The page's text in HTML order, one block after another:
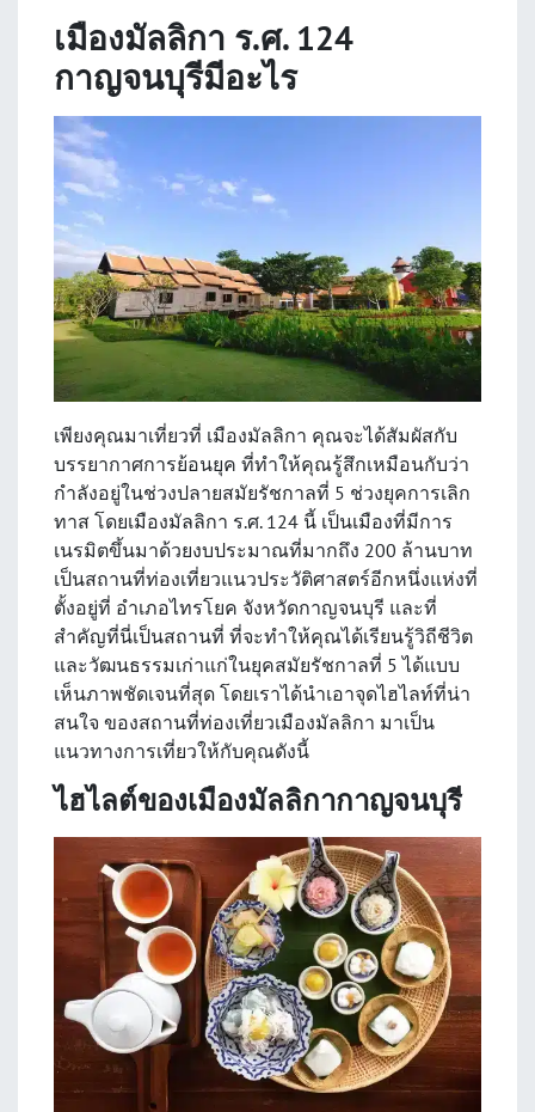
เมืองมัลลิกา ร.ศ. 124
กาญจนบุรีมีอะไร
เพียงคุณมาเที่ยวที่ เมืองมัลลิกา คุณจะได้สัมผัสกับ
บรรยากาศการย้อนยุค ที่ทำให้คุณรู้สึกเหมือนกับว่า
กำลังอยู่ในช่วงปลายสมัยรัชกาลที่ 5 ช่วงยุคการเลิก
ทาส โดยเมืองมัลลิกา ร.ศ. 124 นี้ เป็นเมืองที่มีการ
เนรมิตขึ้นมาด้วยงบประมาณที่มากถึง 200 ล้านบาท
เป็นสถานที่ท่องเที่ยวแนวประวัติศาสตร์อีกหนึ่งแห่งที่
ตั้งอยู่ที่ อำเภอไทรโยค จังหวัดกาญจนบุรี และที่
สำคัญที่นี่เป็นสถานที่ ที่จะทำให้คุณได้เรียนรู้วิถีชีวิต
และวัฒนธรรมเก่าแก่ในยุคสมัยรัชกาลที่ 5 ได้แบบ
เห็นภาพชัดเจนที่สุด โดยเราได้นำเอาจุดไฮไลท์ที่น่า
สนใจ ของสถานที่ท่องเที่ยวเมืองมัลลิกา มาเป็น
แนวทางการเที่ยวให้กับคุณดังนี้
ไฮไลต์ของเมืองมัลลิกากาญจนบุรี